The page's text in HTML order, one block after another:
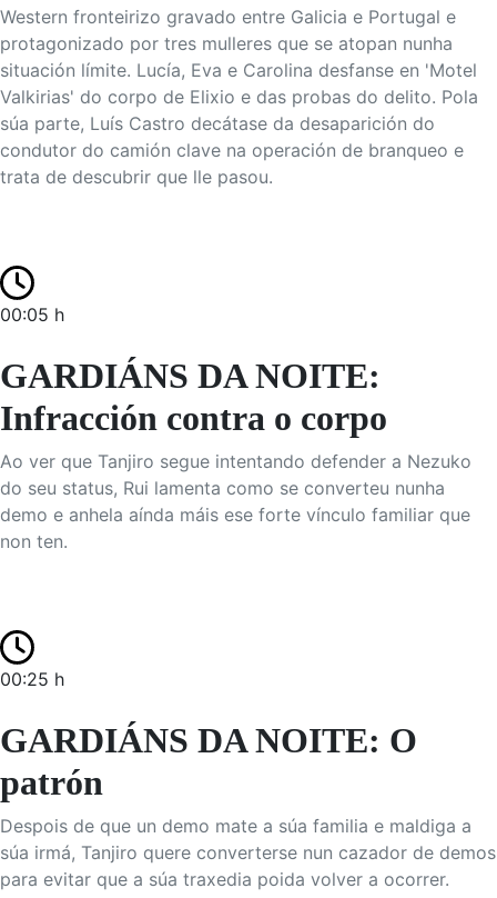
Western fronteirizo gravado entre Galicia e Portugal e
protagonizado por tres mulleres que se atopan nunha
situación límite. Lucía, Eva e Carolina desfanse en 'Motel
Valkirias' do corpo de Elixio e das probas do delito. Pola
súa parte, Luís Castro decátase da desaparición do
condutor do camión clave na operación de branqueo e
trata de descubrir que lle pasou.
00:05 h
GARDIÁNS DA NOITE:
Infracción contra o corpo
Ao ver que Tanjiro segue intentando defender a Nezuko
do seu status, Rui lamenta como se converteu nunha
demo e anhela aínda máis ese forte vínculo familiar que
non ten.
00:25 h
GARDIÁNS DA NOITE: O
patrón
Despois de que un demo mate a súa familia e maldiga a
súa irmá, Tanjiro quere converterse nun cazador de demos
para evitar que a súa traxedia poida volver a ocorrer.